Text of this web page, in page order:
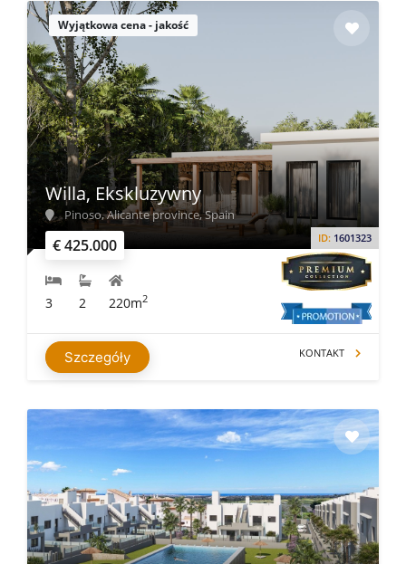
Wyjątkowa cena - jakość
€ 425.000 ID: 1601323
Willa, Ekskluzywny
Pinoso, Alicante province, Spain
3 2 220m2
Szczegóły KONTAKT